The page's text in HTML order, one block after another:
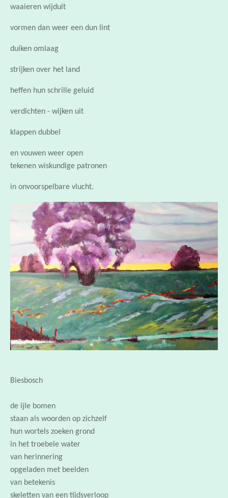
vormen dan weer een dun lint
duiken omlaag
strijken over het land
heffen hun schrille geluid
verdichten - wijken uit
klappen dubbel
en vouwen weer open
in onvoorspelbare vlucht.
de ijle bomen
hun wortels zoeken grond
in het troebele water
van herinnering
opgeladen met beelden
van betekenis
skeletten van een tijdsverloop
met eb en vloed